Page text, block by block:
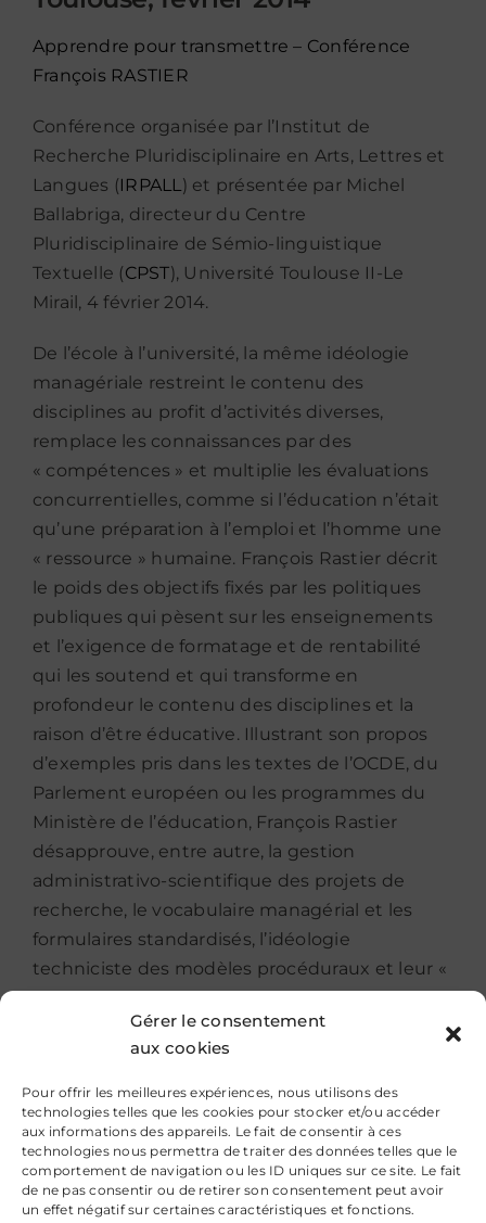
Gérer le consentement
aux cookies
Pour offrir les meilleures expériences, nous utilisons des
technologies telles que les cookies pour stocker et/ou accéder
aux informations des appareils. Le fait de consentir à ces
technologies nous permettra de traiter des données telles que le
comportement de navigation ou les ID uniques sur ce site. Le fait
de ne pas consentir ou de retirer son consentement peut avoir
un effet négatif sur certaines caractéristiques et fonctions.
Apprendre pour transmettre – Conférence
François RASTIER
Conférence organisée par l’Institut de
Recherche Pluridisciplinaire en Arts, Lettres et
Langues (IRPALL) et présentée par Michel
Ballabriga, directeur du Centre
Pluridisciplinaire de Sémio-linguistique
Textuelle (CPST), Université Toulouse II-Le
Mirail, 4 février 2014.
De l’école à l’université, la même idéologie
managériale restreint le contenu des
disciplines au profit d’activités diverses,
remplace les connaissances par des
« compétences » et multiplie les évaluations
concurrentielles, comme si l’éducation n’était
qu’une préparation à l’emploi et l’homme une
« ressource » humaine. François Rastier décrit
le poids des objectifs fixés par les politiques
publiques qui pèsent sur les enseignements
et l’exigence de formatage et de rentabilité
qui les soutend et qui transforme en
profondeur le contenu des disciplines et la
raison d’être éducative. Illustrant son propos
d’exemples pris dans les textes de l’OCDE, du
Parlement européen ou les programmes du
Ministère de l’éducation, François Rastier
désapprouve, entre autre, la gestion
administrativo-scientifique des projets de
recherche, le vocabulaire managérial et les
formulaires standardisés, l’idéologie
techniciste des modèles procéduraux et leur «
vernis d’efficacité ». A la logique, vide de sens,
du produit standardisé et des « langues de
service artificielles et sans histoire », il oppose
la diversité des « langues de culture »
irréductibles à la seule communication ainsi
que les qualités « éducatrices » des oeuvres
artistiques -surtout littéraires. Pour conclure, il
prône le don de la transmission des